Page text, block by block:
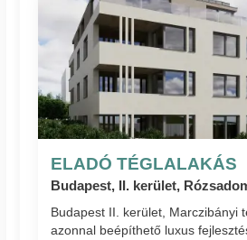
ELADÓ TÉGLALAKÁS
Budapest, II. kerület,
Budapest II. kerület, Marczibányi
azonnal beépíthető luxus